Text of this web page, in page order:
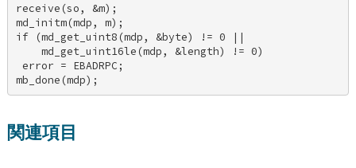
receive(so, &m);
md_initm(mdp, m);
if (md_get_uint8(mdp, &byte) != 0 ||
    md_get_uint16le(mdp, &length) != 0)
error = EBADRPC;
mb_done(mdp);
関連項目